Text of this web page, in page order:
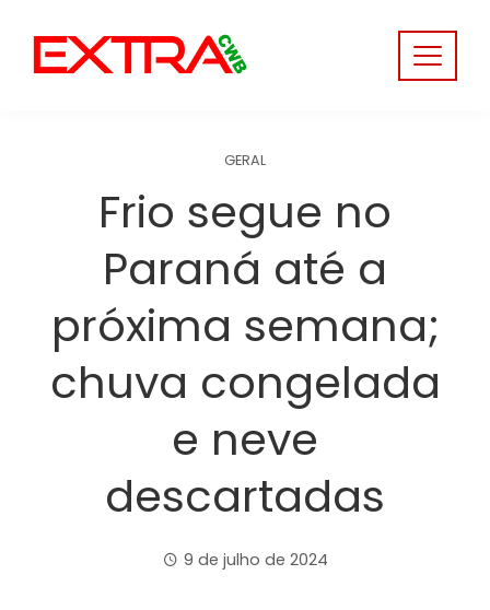
content
GERAL
Frio segue no
Paraná até a
próxima semana;
chuva congelada
e neve
descartadas
9 de julho de 2024